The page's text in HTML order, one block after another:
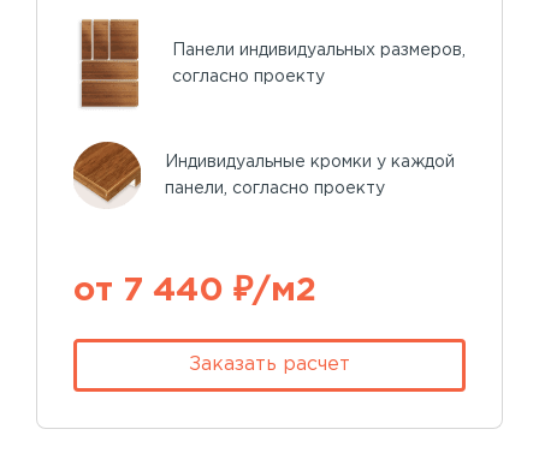
Панели индивидуальных размеров,
согласно проекту
Индивидуальные кромки у каждой
панели, согласно проекту
от 7 440 ₽/м2
Заказать расчет